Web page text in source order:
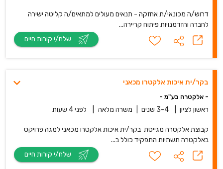
דרוש/ה מכונאי/ת אחזקה - תנאים מעולים למתאים/ה קליטה ישירה
לחברה והזדמנויות פיתוח קריירה...
בקר/ית איכות אלקטרו מכאני
- אלקטרה בע"מ -
ראשון לציון 3-4 שנים משרה מלאה לפני 4 שעות
קבוצת אלקטרה מגייסת בקר/ית איכות אלקטרו מכאני למגה פרויקט
באלקטרה תשתיות התפקיד כולל ב...